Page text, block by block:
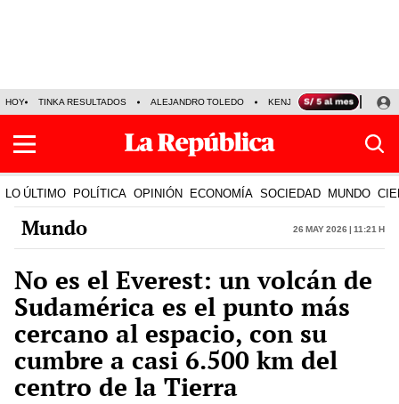
HOY TINKA RESULTADOS ALEJANDRO TOLEDO KENJI FUJIMORI
LO ÚLTIMO POLÍTICA OPINIÓN ECONOMÍA SOCIEDAD MUNDO
Mundo 26 May 2026 | 11:21 h
No es el Everest: un volcán de
Sudamérica es el punto más
cercano al espacio, con su
cumbre a casi 6.500 km del
centro de la Tierra